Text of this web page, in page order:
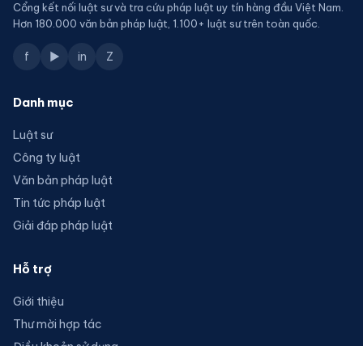
Cổng kết nối luật sư và tra cứu pháp luật uy tín hàng đầu Việt Nam.
Hơn 180.000 văn bản pháp luật, 1.100+ luật sư trên toàn quốc.
f ▶ in Z
Danh mục
Luật sư
Công ty luật
Văn bản pháp luật
Tin tức pháp luật
Giải đáp pháp luật
Hỗ trợ
Giới thiệu
Thư mời hợp tác